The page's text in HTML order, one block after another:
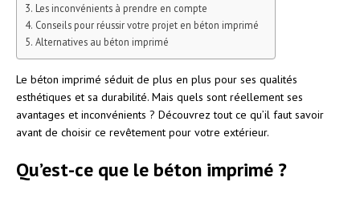
Les inconvénients à prendre en compte
Conseils pour réussir votre projet en béton imprimé
Alternatives au béton imprimé
Le béton imprimé séduit de plus en plus pour ses qualités
esthétiques et sa durabilité. Mais quels sont réellement ses
avantages et inconvénients ? Découvrez tout ce qu’il faut savoir
avant de choisir ce revêtement pour votre extérieur.
Qu’est-ce que le béton imprimé ?